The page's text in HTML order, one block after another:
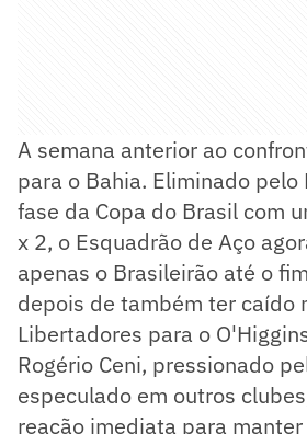
A semana anterior ao
para o Bahia. Eliminado pelo
fase da Copa do Brasil com
x 2, o Esquadrão de Aço
apenas o Brasileirão até o
depois de também ter caído
Libertadores para o
Rogério Ceni, pressionado
especulado em outros
reação imediata para